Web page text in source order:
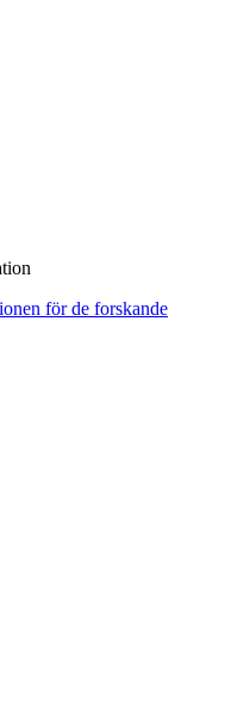
för de forskande